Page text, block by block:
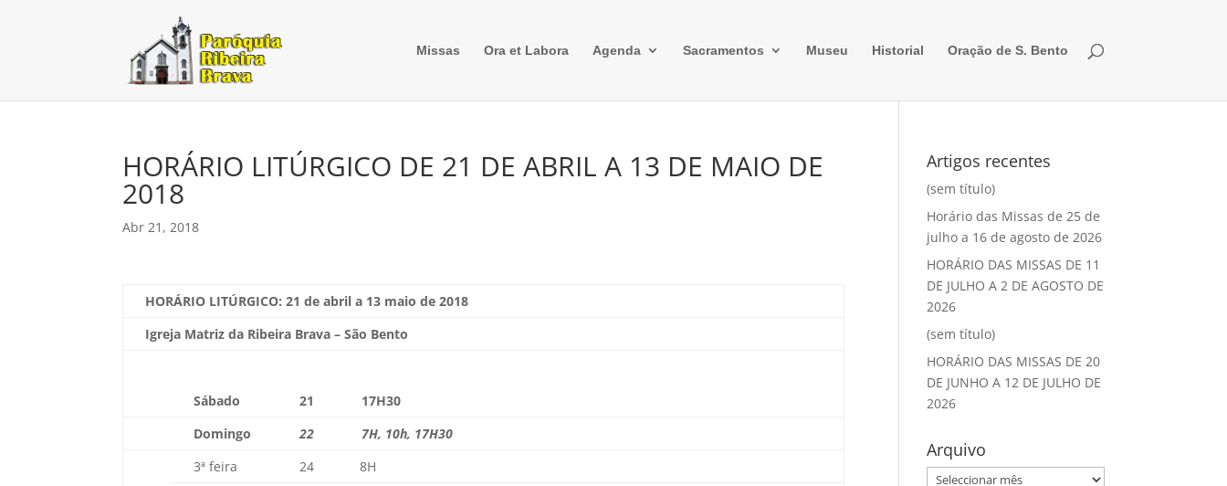
Missas Ora et Labora Agenda Sacramentos Museu Historial Oração de S. Bento
HORÁRIO LITÚRGICO DE 21 DE ABRIL A 13 DE MAIO DE
2018
Abr 21, 2018
HORÁRIO LITÚRGICO: 21de abril a 13 maio de 2018
Igreja Matriz da Ribeira Brava – São Bento
Sábado 21
17H30
Domingo
22
7H, 10h, 17H30
3ª feira
24
8H
Artigos recentes
(sem título)
Horário das Missas de 25 de
julho a 16 de agosto de 2026
HORÁRIO DAS MISSAS DE 11
DE JULHO A 2 DE AGOSTO DE
2026
(sem título)
HORÁRIO DAS MISSAS DE 20
DE JUNHO A 12 DE JULHO DE
2026
Arquivo
Arquivo